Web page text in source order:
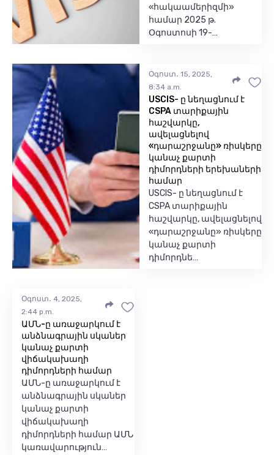
«հակաամերիզմի»
համար 2025 թ.
Օգոստոսի 19-…
Օգոստ․ 15, 2025,
8:34 a.m.
USCIS- ը նեղացնում է
CSPA տարիքային
հաշվարկը,
ավելացնելով
«դարաշրջանը» ռիսկերը
կանաչ քարտի
դիմորդների երեխաների
համար
USCIS- ը նեղացնում է
CSPA տարիքային
հաշվարկը, ավելացնելով
«դարաշրջանը» ռիսկերը
կանաչ քարտի
դիմորդնե…
Օգոստ․ 4, 2025,
2:44 p.m.
ԱՄՆ-ը առաջարկում է
անձնագրային սկաներ
կանաչ քարտի
վիճակախաղի
դիմորդների համար
ԱՄՆ-ը առաջարկում է
անձնագրային սկաներ
կանաչ քարտի
վիճակախաղի
դիմորդների համար ԱՄՆ
կառավարություն…